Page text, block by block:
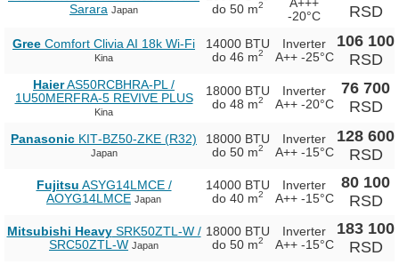
Sarara Japan
do 50 m2
A+++
-20°C
RSD
Gree Comfort Clivia AI 18k Wi-Fi
Kina
14000 BTU
do 46 m2
Inverter
A++ -25°C
106 100
RSD
HaierAS50RCBHRA-PL /
1U50MERFRA-5 REVIVE PLUS
Kina
18000 BTU
do 48 m2
Inverter
A++ -20°C
76 700
RSD
Panasonic KIT‑BZ50‑ZKE (R32)
Japan
18000 BTU
do 50 m2
Inverter
A++ -15°C
128 600
RSD
Fujitsu ASYG14LMCE /
AOYG14LMCE Japan
14000 BTU
do 40 m2
Inverter
A++ -15°C
80 100
RSD
Mitsubishi HeavySRK50ZTL-W /
SRC50ZTL-W Japan
18000 BTU
do 50 m2
Inverter
A++ -15°C
183 100
RSD